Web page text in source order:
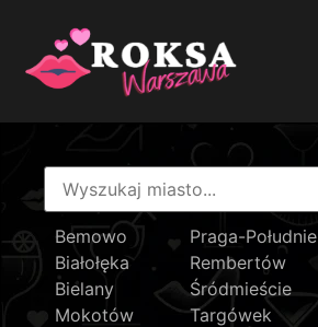
Bemowo
Białołęka
Bielany
Mokotów
Praga-Południe
Rembertów
Śródmieście
Targówek